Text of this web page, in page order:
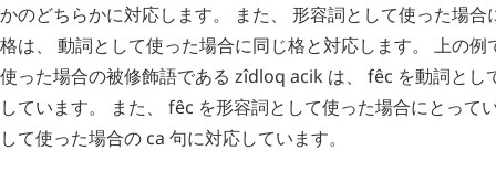
かのどちらかに対応します。 また、 形容詞として使った場
格は、 動詞として使った場合に同じ格と対応します。 上の
使った場合の被修飾語である zîdloq acik は、 fêc を動詞とし
しています。 また、 fêc を形容詞として使った場合にとって
して使った場合の ca 句に対応しています。